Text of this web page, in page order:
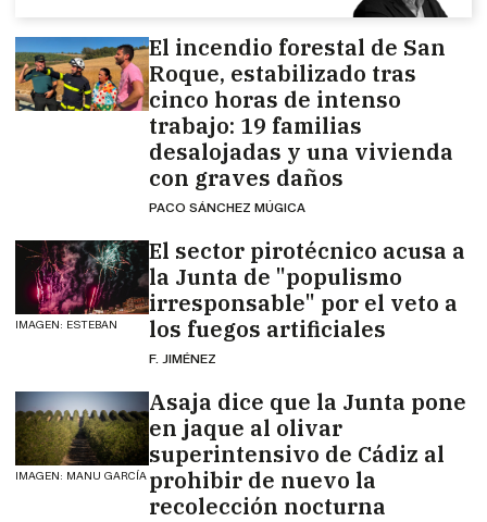
El incendio forestal de San
Roque, estabilizado tras
cinco horas de intenso
trabajo: 19 familias
desalojadas y una vivienda
con graves daños
PACO SÁNCHEZ MÚGICA
IMAGEN: ESTEBAN
El sector pirotécnico acusa a
la Junta de "populismo
irresponsable" por el veto a
los fuegos artificiales
F. JIMÉNEZ
IMAGEN: MANU GARCÍA
Asaja dice que la Junta pone
en jaque al olivar
superintensivo de Cádiz al
prohibir de nuevo la
recolección nocturna